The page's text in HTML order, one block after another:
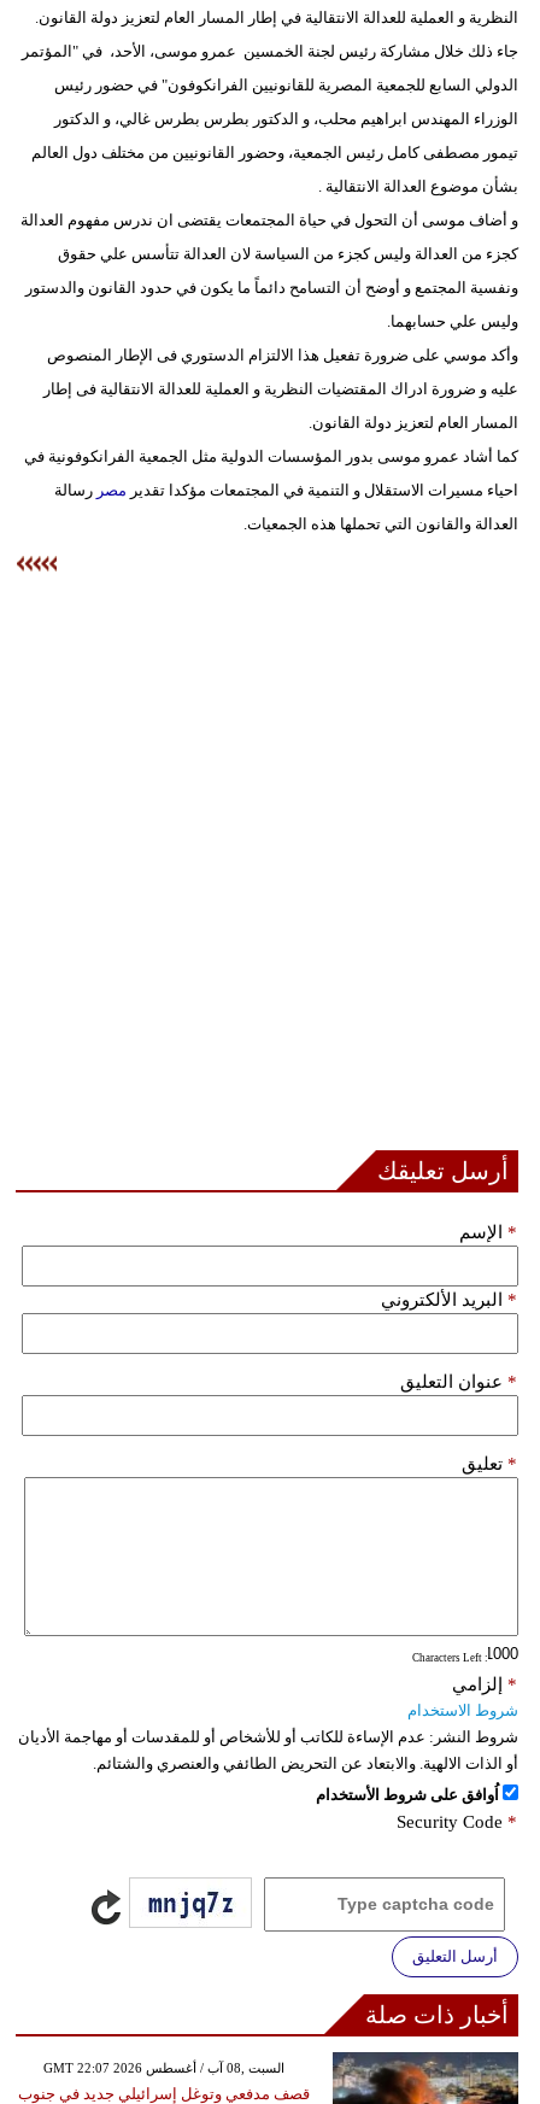
أبراج
فيديو
سيارات
النظرية و العملية للعدالة الانتقالية في إطار المسار العام لتعزيز دولة القانون.
جاء ذلك خلال مشاركة رئيس لجنة الخمسين عمرو موسى، الأحد، في "المؤتمر
الدولي السابع للجمعية المصرية للقانونيين الفرانكوفون" في حضور رئيس
الوزراء المهندس ابراهيم محلب، و الدكتور بطرس بطرس غالي، و الدكتور
تيمور مصطفى كامل رئيس الجمعية، وحضور القانونيين من مختلف دول العالم
بشأن موضوع العدالة الانتقالية .
و أضاف موسى أن التحول في حياة المجتمعات يقتضى ان ندرس مفهوم العدالة
كجزء من العدالة وليس كجزء من السياسة لان العدالة تتأسس علي حقوق
ونفسية المجتمع و أوضح أن التسامح دائماً ما يكون في حدود القانون والدستور
وليس علي حسابهما.
وأكد موسي على ضرورة تفعيل هذا الالتزام الدستوري فى الإطار المنصوص
عليه و ضرورة ادراك المقتضيات النظرية و العملية للعدالة الانتقالية فى إطار
المسار العام لتعزيز دولة القانون.
كما أشاد عمرو موسى بدور المؤسسات الدولية مثل الجمعية الفرانكوفونية في
احياء مسيرات الاستقلال و التنمية في المجتمعات مؤكدا تقدير مصر رسالة
العدالة والقانون التي تحملها هذه الجمعيات.
أرسل تعليقك
الإسم *
البريد الألكتروني *
عنوان التعليق *
تعليق *
: Characters Left
إلزامي *
شروط الاستخدام
شروط النشر: عدم الإساءة للكاتب أو للأشخاص أو للمقدسات أو مهاجمة الأديان
أو الذات الالهية. والابتعاد عن التحريض الطائفي والعنصري والشتائم.
اُوافق على شروط الأستخدام
Security Code *
أرسل التعليق
أخبار ذات صلة
GMT 22:07 2026 السبت ,08 آب / أغسطس
قصف مدفعي وتوغل إسرائيلي جديد في جنوب